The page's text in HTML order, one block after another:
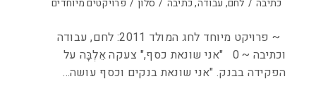
~ פרויקט מיוחד לחג המולד 2011: לחם, עבודה
וכתיבה ~ 0 "אני שונאת כסף," צעקה אֵלְבָּה על
הפקידה בבנק. "אני שונאת בנקים וכסף עושה…